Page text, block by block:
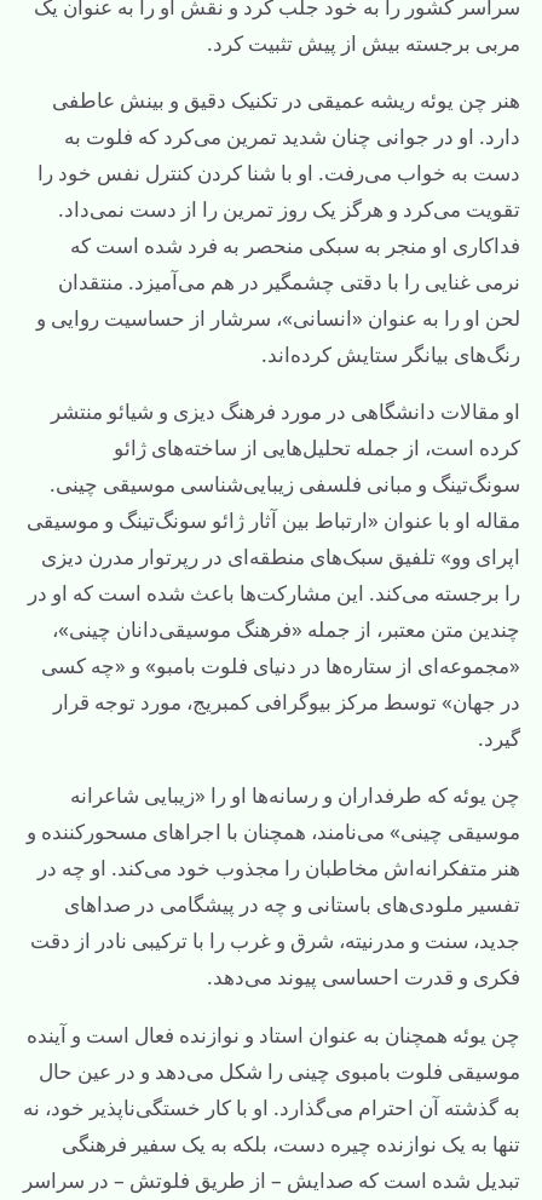
سراسر کشور را به خود جلب کرد و نقش او را به عنوان یک
مربی برجسته بیش از پیش تثبیت کرد.
هنر چن یوئه ریشه عمیقی در تکنیک دقیق و بینش عاطفی
دارد. او در جوانی چنان شدید تمرین می‌کرد که فلوت به
دست به خواب می‌رفت. او با شنا کردن کنترل نفس خود را
تقویت می‌کرد و هرگز یک روز تمرین را از دست نمی‌داد.
فداکاری او منجر به سبکی منحصر به فرد شده است که
نرمی غنایی را با دقتی چشمگیر در هم می‌آمیزد. منتقدان
لحن او را به عنوان «انسانی»، سرشار از حساسیت روایی و
رنگ‌های بیانگر ستایش کرده‌اند.
او مقالات دانشگاهی در مورد فرهنگ دیزی و شیائو منتشر
کرده است، از جمله تحلیل‌هایی از ساخته‌های ژائو
سونگ‌تینگ و مبانی فلسفی زیبایی‌شناسی موسیقی چینی.
مقاله او با عنوان «ارتباط بین آثار ژائو سونگ‌تینگ و موسیقی
اپرای وو» تلفیق سبک‌های منطقه‌ای در رپرتوار مدرن دیزی
را برجسته می‌کند. این مشارکت‌ها باعث شده است که او در
چندین متن معتبر، از جمله «فرهنگ موسیقی‌دانان چینی»،
«مجموعه‌ای از ستاره‌ها در دنیای فلوت بامبو» و «چه کسی
در جهان» توسط مرکز بیوگرافی کمبریج، مورد توجه قرار
گیرد.
چن یوئه که طرفداران و رسانه‌ها او را «زیبایی شاعرانه
موسیقی چینی» می‌نامند، همچنان با اجراهای مسحورکننده و
هنر متفکرانه‌اش مخاطبان را مجذوب خود می‌کند. او چه در
تفسیر ملودی‌های باستانی و چه در پیشگامی در صداهای
جدید، سنت و مدرنیته، شرق و غرب را با ترکیبی نادر از دقت
فکری و قدرت احساسی پیوند می‌دهد.
چن یوئه همچنان به عنوان استاد و نوازنده فعال است و آینده
موسیقی فلوت بامبوی چینی را شکل می‌دهد و در عین حال
به گذشته آن احترام می‌گذارد. او با کار خستگی‌ناپذیر خود، نه
تنها به یک نوازنده چیره دست، بلکه به یک سفیر فرهنگی
تبدیل شده است که صدایش – از طریق فلوتش – در سراسر